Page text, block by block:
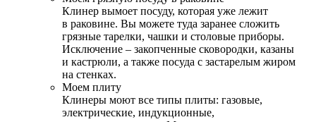
Клинер вымоет посуду, которая уже лежит
в раковине. Вы можете туда заранее сложить
грязные тарелки, чашки и столовые приборы.
Исключение – закопченные сковородки, казаны
и кастрюли, а также посуда с застарелым жиром
на стенках.
Моем плиту
Клинеры моют все типы плиты: газовые,
электрические, индукционные,